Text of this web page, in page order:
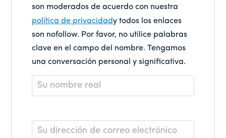
son moderados de acuerdo con nuestra
política de privacidady todos los enlaces
son nofollow. Por favor, no utilice palabras
clave en el campo del nombre. Tengamos
una conversación personal y significativa.
Nombre
*
Correo